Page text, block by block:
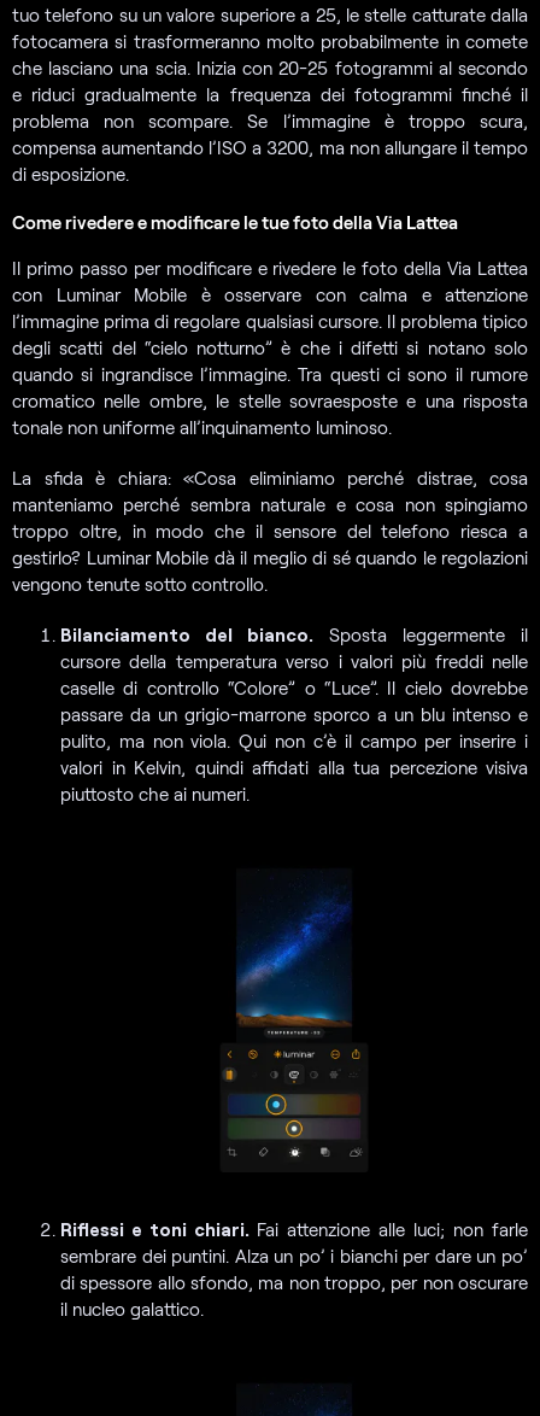
tuo telefono su un valore superiore a 25, le stelle catturate dalla
fotocamera si trasformeranno molto probabilmente in comete
che lasciano una scia. Inizia con 20-25 fotogrammi al secondo
e riduci gradualmente la frequenza dei fotogrammi finché il
problema non scompare. Se l’immagine è troppo scura,
compensa aumentando l’ISO a 3200, ma non allungare il tempo
di esposizione.
Come rivedere e modificare le tue foto della Via Lattea
Il primo passo per modificare e rivedere le foto della Via Lattea
con Luminar Mobile è osservare con calma e attenzione
l’immagine prima di regolare qualsiasi cursore. Il problema tipico
degli scatti del “cielo notturno” è che i difetti si notano solo
quando si ingrandisce l’immagine. Tra questi ci sono il rumore
cromatico nelle ombre, le stelle sovraesposte e una risposta
tonale non uniforme all’inquinamento luminoso.
La sfida è chiara: «Cosa eliminiamo perché distrae, cosa
manteniamo perché sembra naturale e cosa non spingiamo
troppo oltre, in modo che il sensore del telefono riesca a
gestirlo? Luminar Mobile dà il meglio di sé quando le regolazioni
vengono tenute sotto controllo.
Bilanciamento del bianco. Sposta leggermente il
cursore della temperatura verso i valori più freddi nelle
caselle di controllo “Colore” o “Luce”. Il cielo dovrebbe
passare da un grigio-marrone sporco a un blu intenso e
pulito, ma non viola. Qui non c’è il campo per inserire i
valori in Kelvin, quindi affidati alla tua percezione visiva
piuttosto che ai numeri.
Riflessi e toni chiari. Fai attenzione alle luci; non farle
sembrare dei puntini. Alza un po’ i bianchi per dare un po’
di spessore allo sfondo, ma non troppo, per non oscurare
il nucleo galattico.